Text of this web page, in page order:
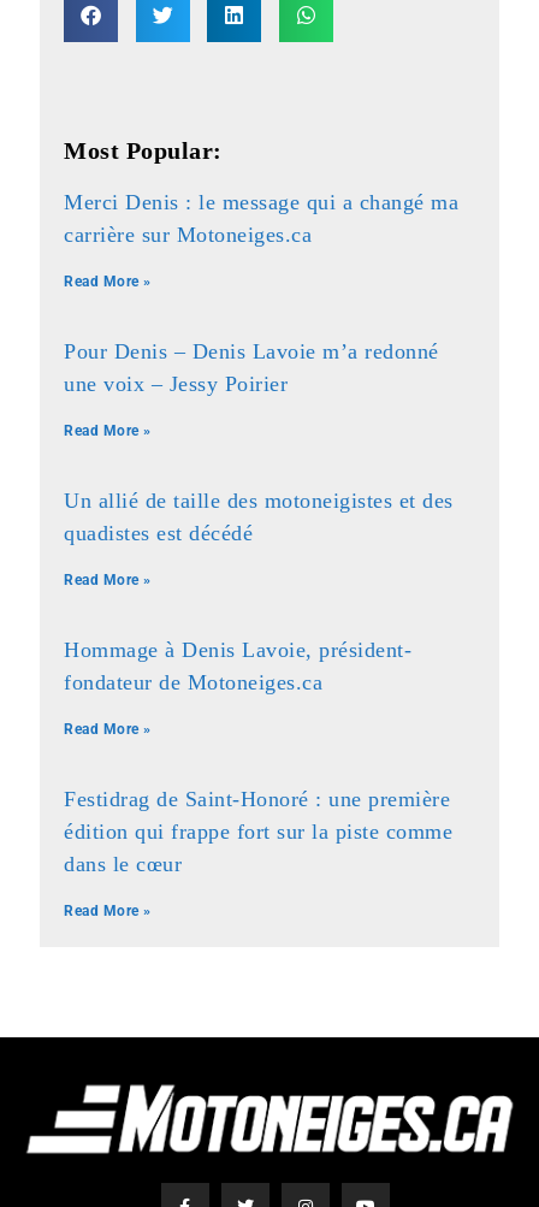
Most Popular:
Merci Denis : le message qui a changé ma
carrière sur Motoneiges.ca
Read More »
Pour Denis – Denis Lavoie m’a redonné
une voix – Jessy Poirier
Read More »
Un allié de taille des motoneigistes et des
quadistes est décédé
Read More »
Hommage à Denis Lavoie, président-
fondateur de Motoneiges.ca
Read More »
Festidrag de Saint-Honoré : une première
édition qui frappe fort sur la piste comme
dans le cœur
Read More »